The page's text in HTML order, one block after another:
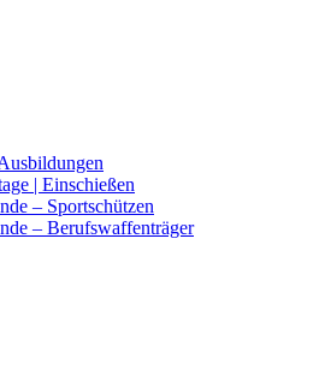
| Einschießen
– Sportschützen
– Berufswaffenträger